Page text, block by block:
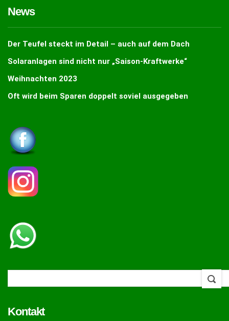
News
Der Teufel steckt im Detail – auch auf dem Dach
Solaranlagen sind nicht nur „Saison-Kraftwerke“
Weihnachten 2023
Oft wird beim Sparen doppelt soviel ausgegeben
Kontakt